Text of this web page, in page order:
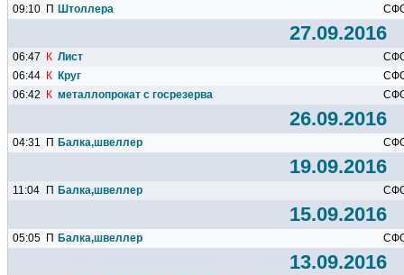
09:10 П Штоллера
27.09.2016
06:47 К Лист
06:44 К Круг
06:42
К металлопрокат с госрезерва
26.09.2016
04:31 П Балка,швеллер
19.09.2016
11:04 П Балка,швеллер
15.09.2016
05:05 П Балка,швеллер
13.09.2016